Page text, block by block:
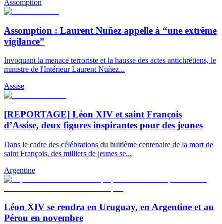
Assomption
Assomption : Laurent Nuñez appelle à “une extrême
vigilance”
Invoquant la menace terroriste et la hausse des actes antichrétiens, le
ministre de l'Intérieur Laurent Nuñez...
Assise
[REPORTAGE] Léon XIV et saint François
d’Assise, deux figures inspirantes pour des jeunes
Dans le cadre des célébrations du huitième centenaire de la mort de
saint François, des milliers de jeunes se...
Argentine
Léon XIV se rendra en Uruguay, en Argentine et au
Pérou en novembre